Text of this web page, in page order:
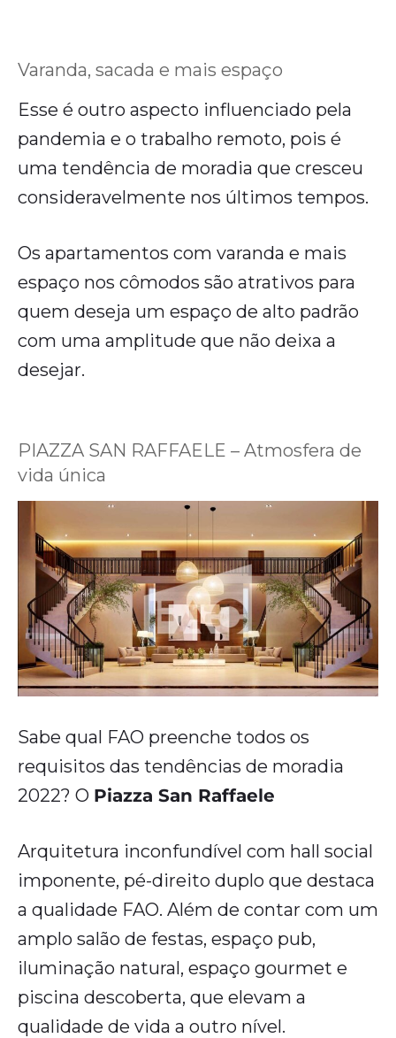
Varanda, sacada e mais espaço
Esse é outro aspecto influenciado pela
pandemia e o trabalho remoto, pois é
uma tendência de moradia que cresceu
consideravelmente nos últimos tempos.
Os apartamentos com varanda e mais
espaço nos cômodos são atrativos para
quem deseja um espaço de alto padrão
com uma amplitude que não deixa a
desejar.
PIAZZA SAN RAFFAELE – Atmosfera de
vida única
Sabe qual FAO preenche todos os
requisitos das tendências de moradia
2022? O Piazza San Raffaele
Arquitetura inconfundível com hall social
imponente, pé-direito duplo que destaca
a qualidade FAO. Além de contar com um
amplo salão de festas, espaço pub,
iluminação natural, espaço gourmet e
piscina descoberta, que elevam a
qualidade de vida a outro nível.